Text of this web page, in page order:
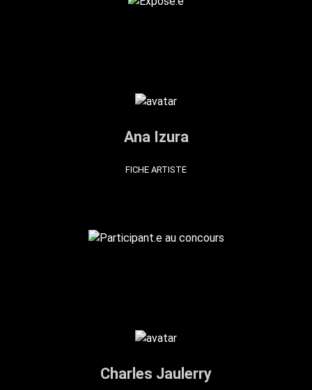
Ana Izura
FICHE ARTISTE
Charles Jaulerry